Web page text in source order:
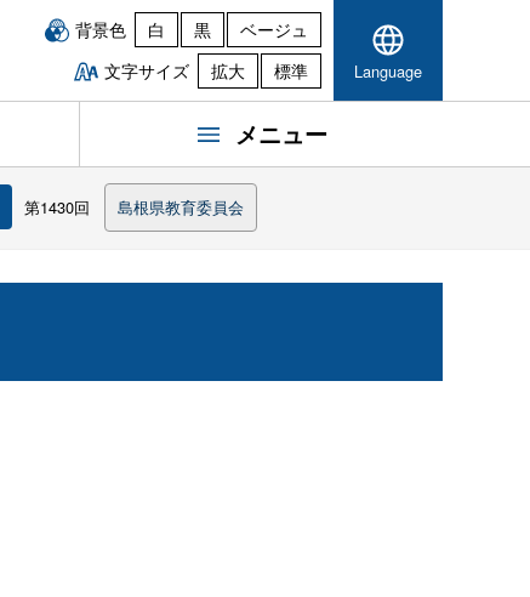
背景色 白 黒
ベージュ
文字サイズ
拡大 標準 Language
メニュー
第1430回 島根県教育委員会